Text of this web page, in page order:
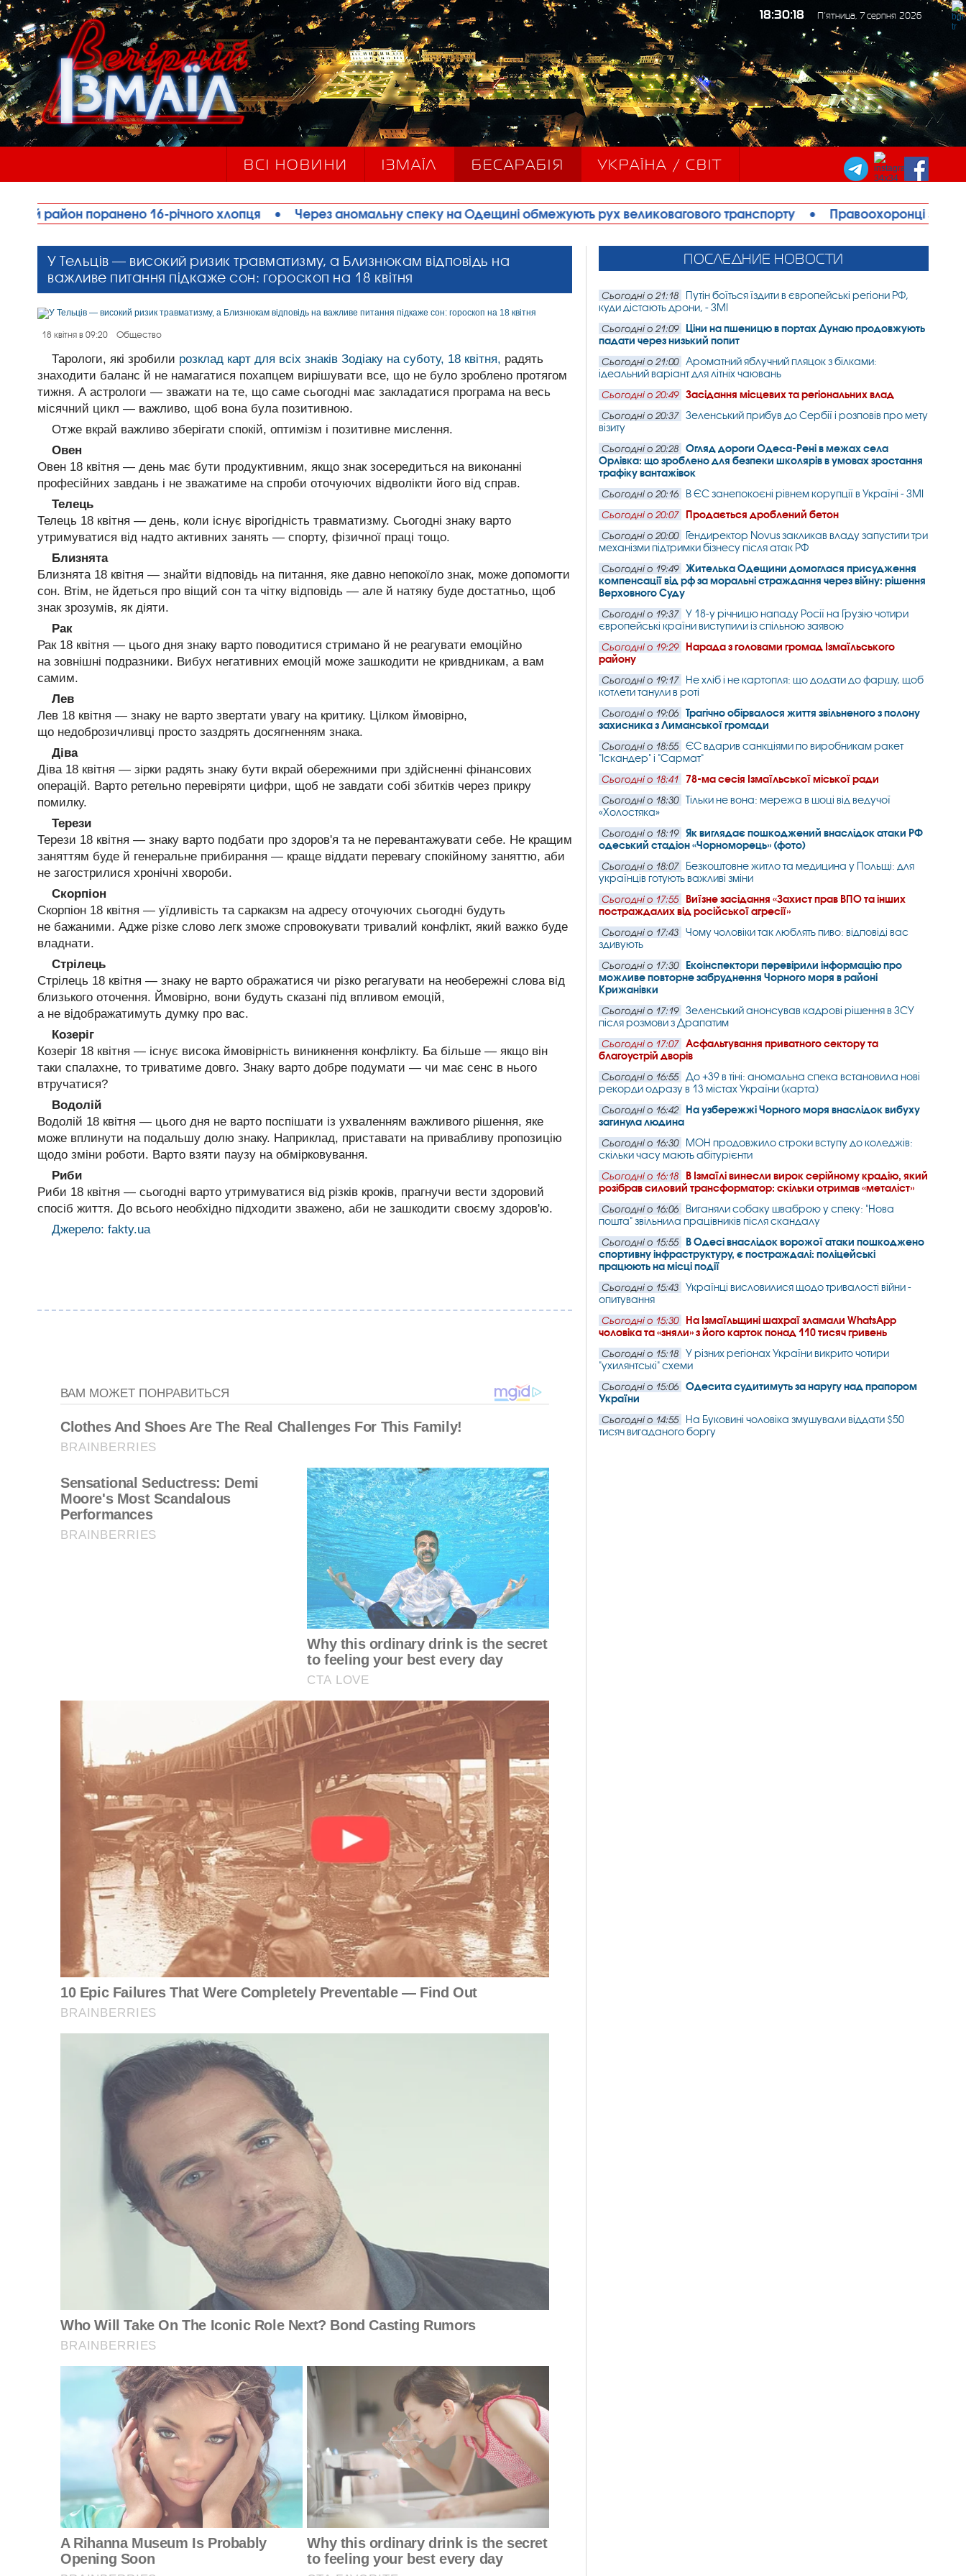
18:30:20 П’ятница, 7 серпня 2026
ВСІ НОВИНИ ІЗМАЇЛ БЕСАРАБІЯ УКРАЇНА / СВІТ
16-річного хлопця • Через аномальну спеку на Одещині обмежують рух великовагового транспорту • Правоохоронці запобігли теракту в
У Тельців — високий ризик травматизму, а Близнюкам відповідь на
важливе питання підкаже сон: гороскоп на 18 квітня
18 квітня в 09:20 Общество
Тарологи, які зробили розклад карт для всіх знаків Зодіаку на суботу, 18 квітня, радять
знаходити баланс й не намагатися похапцем вирішувати все, що не було зроблено протягом
тижня. А астрологи — зважати на те, що саме сьогодні має закладатися програма на весь
місячний цикл — важливо, щоб вона була позитивною.
Отже вкрай важливо зберігати спокій, оптимізм і позитивне мислення.
Овен
Овен 18 квітня — день має бути продуктивним, якщо знак зосередиться на виконанні
професійних завдань і не зважатиме на спроби оточуючих відволікти його від справ.
Телець
Телець 18 квітня — день, коли існує вірогідність травматизму. Сьогодні знаку варто
утримуватися від надто активних занять — спорту, фізичної праці тощо.
Близнята
Близнята 18 квітня — знайти відповідь на питання, яке давно непокоїло знак, може допомогти
сон. Втім, не йдеться про віщий сон та чітку відповідь — але й натяку буде достатньо, щоб
знак зрозумів, як діяти.
Рак
Рак 18 квітня — цього дня знаку варто поводитися стримано й не реагувати емоційно
на зовнішні подразники. Вибух негативних емоцій може зашкодити не кривдникам, а вам
самим.
Лев
Лев 18 квітня — знаку не варто звертати увагу на критику. Цілком ймовірно,
що недоброзичливці просто заздрять досягненням знака.
Діва
Діва 18 квітня — зірки радять знаку бути вкрай обережними при здійсненні фінансових
операцій. Варто ретельно перевіряти цифри, щоб не завдати собі збитків через прикру
помилку.
Терези
Терези 18 квітня — знаку варто подбати про здоров'я та не перевантажувати себе. Не кращим
заняттям буде й генеральне прибирання — краще віддати перевагу спокійному заняттю, аби
не загострилися хронічні хвороби.
Скорпіон
Скорпіон 18 квітня — уїдливість та саркакзм на адресу оточуючих сьогодні будуть
не бажаними. Адже різке слово легк зможе спровокувати тривалий конфлікт, який важко буде
владнати.
Стрілець
Стрілець 18 квітня — знаку не варто ображатися чи різко регагувати на необережні слова від
близького оточення. Ймовірно, вони будуть сказані під впливом емоцій,
а не відображатимуть думку про вас.
Козеріг
Козеріг 18 квітня — існує висока ймовірність виникнення конфлікту. Ба більше — якщо він
таки спалахне, то триватиме довго. Знаку варто добре подумати — чи має сенс в нього
втручатися?
Водолій
Водолій 18 квітня — цього дня не варто поспішати із ухваленням важливого рішення, яке
може вплинути на подальшу долю знаку. Наприклад, приставати на привабливу пропозицію
щодо зміни роботи. Варто взяти паузу на обмірковування.
Риби
Риби 18 квітня — сьогодні варто утримуватися від різків кроків, прагнучи вести здоровий
спосіб життя. До всього необхідно підходити зважено, аби не зашкодити своєму здоров'ю.
Джерело: fakty.ua
ПОСЛЕДНИЕ НОВОСТИ
Сьогодні о 21:18
Путін боїться їздити в європейські регіони РФ,
куди дістають дрони, - ЗМІ
Сьогодні о 21:09
Ціни на пшеницю в портах Дунаю продовжують
падати через низький попит
Сьогодні о 21:00
Ароматний яблучний пляцок з білками:
ідеальний варіант для літніх чаювань
Сьогодні о 20:49 Засідання місцевих та регіональних влад
Сьогодні о 20:37
Зеленський прибув до Сербії і розповів про мету
візиту
Сьогодні о 20:28
Огляд дороги Одеса-Рені в межах села
Орлівка: що зроблено для безпеки школярів в умовах зростання
трафіку вантажівок
Сьогодні о 20:16 В ЄС занепокоєні рівнем корупції в Україні - ЗМІ
Сьогодні о 20:07 Продається дроблений бетон
Сьогодні о 20:00
Гендиректор Novus закликав владу запустити три
механізми підтримки бізнесу після атак РФ
Сьогодні о 19:49
Жителька Одещини домоглася присудження
компенсації від рф за моральні страждання через війну: рішення
Верховного Суду
Сьогодні о 19:37
У 18-у річницю нападу Росії на Грузію чотири
європейські країни виступили із спільною заявою
Сьогодні о 19:29
Нарада з головами громад Ізмаїльського
району
Сьогодні о 19:17
Не хліб і не картопля: що додати до фаршу, щоб
котлети танули в роті
Сьогодні о 19:06
Трагічно обірвалося життя звільненого з полону
захисника з Лиманської громади
Сьогодні о 18:55
ЄС вдарив санкціями по виробникам ракет
"Іскандер" і "Сармат"
Сьогодні о 18:41 78-ма сесія Ізмаїльської міської ради
Сьогодні о 18:30
Тільки не вона: мережа в шоці від ведучої
«Холостяка»
Сьогодні о 18:19
Як виглядає пошкоджений внаслідок атаки РФ
одеський стадіон «Чорноморець» (фото)
Сьогодні о 18:07
Безкоштовне житло та медицина у Польщі: для
українців готують важливі зміни
Сьогодні о 17:55
Виїзне засідання «Захист прав ВПО та інших
постраждалих від російської агресії»
Сьогодні о 17:43
Чому чоловіки так люблять пиво: відповіді вас
здивують
Сьогодні о 17:30
Екоінспектори перевірили інформацію про
можливе повторне забруднення Чорного моря в районі
Крижанівки
Сьогодні о 17:19
Зеленський анонсував кадрові рішення в ЗСУ
після розмови з Драпатим
Сьогодні о 17:07
Асфальтування приватного сектору та
благоустрій дворів
Сьогодні о 16:55
До +39 в тіні: аномальна спека встановила нові
рекорди одразу в 13 містах України (карта)
Сьогодні о 16:42
На узбережжі Чорного моря внаслідок вибуху
загинула людина
Сьогодні о 16:30
МОН продовжило строки вступу до коледжів:
скільки часу мають абітурієнти
Сьогодні о 16:18
В Ізмаїлі винесли вирок серійному крадію, який
розібрав силовий трансформатор: скільки отримав «металіст»
Сьогодні о 16:06
Виганяли собаку шваброю у спеку: "Нова
пошта" звільнила працівників після скандалу
Сьогодні о 15:55
В Одесі внаслідок ворожої атаки пошкоджено
спортивну інфраструктуру, є постраждалі: поліцейські
працюють на місці події
Сьогодні о 15:43
Українці висловилися щодо тривалості війни -
опитування
Сьогодні о 15:30
На Ізмаїльщині шахраї зламали WhatsApp
чоловіка та «зняли» з його карток понад 110 тисяч гривень
Сьогодні о 15:18
У різних регіонах України викрито чотири
"ухилянтські" схеми
Сьогодні о 15:06
Одесита судитимуть за наругу над прапором
України
Сьогодні о 14:55
На Буковині чоловіка змушували віддати $50
тисяч вигаданого боргу